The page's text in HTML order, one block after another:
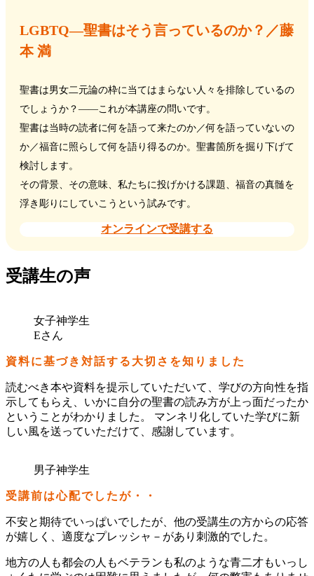
LGBTQ―聖書はそう言っているのか？／藤
本 満
聖書は男女二元論の枠に当てはまらない人々を排除しているの
でしょうか？――これが本講座の問いです。
聖書は当時の読者に何を語って来たのか／何を語っていないの
か／福音に照らして何を語り得るのか。聖書箇所を掘り下げて
検討します。
その背景、その意味、私たちに投げかける課題、福音の真髄を
浮き彫りにしていこうという試みです。
オンラインで受講する
受講生の声
女子神学生
Eさん
資料に基づき対話する大切さを知りました
読むべき本や資料を提示していただいて、学びの方向性を指
示してもらえ、いかに自分の聖書の読み方が上っ面だったか
ということがわかりました。 マンネリ化していた学びに新
しい風を送っていただけて、感謝しています。
男子神学生
受講前は心配でしたが・・
不安と期待でいっぱいでしたが、他の受講生の方からの応答
が嬉しく、適度なプレッシャ－があり刺激的でした。
地方の人も都会の人もベテランも私のような青二才もいっし